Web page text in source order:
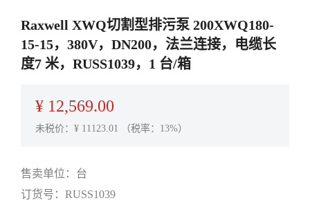
Raxwell XWQ切割型排污泵 200XWQ180-
15-15，380V，DN200，法兰连接，电缆长
度7 米，RUSS1039，1 台/箱
¥ 12,569.00
未税价：¥ 11123.01 （税率：13%）
售卖单位： 台
订货号： RUSS1039